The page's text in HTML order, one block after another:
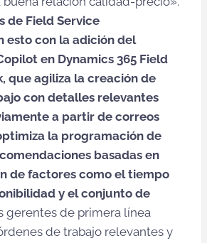
de Field Service
esto con la adición del
en Dynamics 365 Field
que agiliza la creación de
con detalles relevantes
a partir de correos
la programación de
basadas en
de factores como el tiempo
y el conjunto de
gerentes de primera línea
de trabajo relevantes y